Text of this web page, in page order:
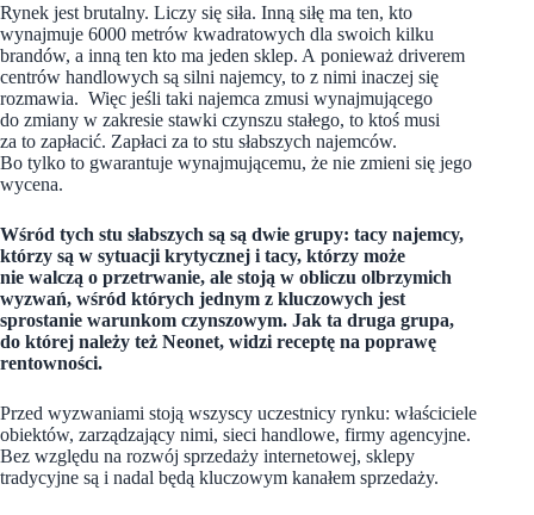
Rynek jest brutalny. Liczy się siła. Inną siłę ma ten, kto
wynajmuje 6000 metrów kwadratowych dla swoich kilku
brandów, a inną ten kto ma jeden sklep. A ponieważ driverem
centrów handlowych są silni najemcy, to z nimi inaczej się
rozmawia. Więc jeśli taki najemca zmusi wynajmującego
do zmiany w zakresie stawki czynszu stałego, to ktoś musi
za to zapłacić. Zapłaci za to stu słabszych najemców.
Bo tylko to gwarantuje wynajmującemu, że nie zmieni się jego
wycena.
Wśród tych stu słabszych są są dwie grupy: tacy najemcy,
którzy są w sytuacji krytycznej i tacy, którzy może
nie walczą o przetrwanie, ale stoją w obliczu olbrzymich
wyzwań, wśród których jednym z kluczowych jest
sprostanie warunkom czynszowym. Jak ta druga grupa,
do której należy też Neonet, widzi receptę na poprawę
rentowności.
Przed wyzwaniami stoją wszyscy uczestnicy rynku: właściciele
obiektów, zarządzający nimi, sieci handlowe, firmy agencyjne.
Bez względu na rozwój sprzedaży internetowej, sklepy
tradycyjne są i nadal będą kluczowym kanałem sprzedaży.